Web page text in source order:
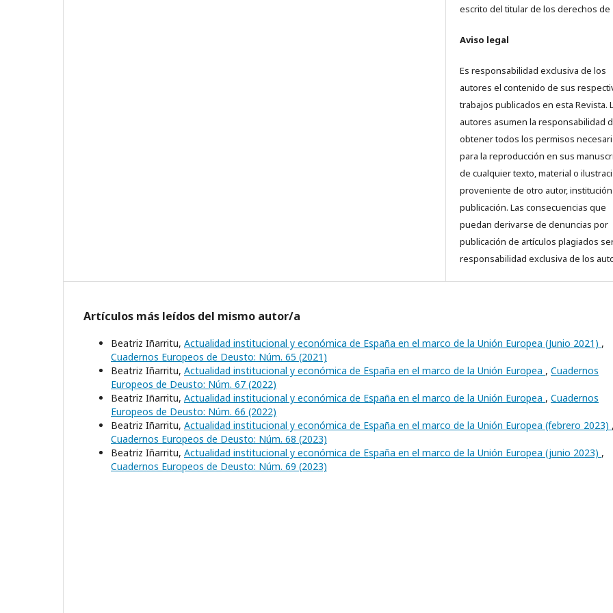
escrito del titular de los derechos de
Aviso legal
Es responsabilidad exclusiva de los
autores el contenido de sus
trabajos publicados en esta Revista.
autores asumen la responsabilidad
obtener todos los permisos
para la reproducción en sus
de cualquier texto, material o
proveniente de otro autor,
publicación. Las consecuencias que
puedan derivarse de denuncias por
publicación de artículos plagiados
responsabilidad exclusiva de los
Artículos más leídos del mismo autor/a
Beatriz Iñarritu, Actualidad institucional y económica de España en el marco de la Unión Europea (Junio 2021) ,
Cuadernos Europeos de Deusto: Núm. 65 (2021)
Beatriz Iñarritu, Actualidad institucional y económica de España en el marco de la Unión Europea , Cuadernos
Europeos de Deusto: Núm. 67 (2022)
Beatriz Iñarritu, Actualidad institucional y económica de España en el marco de la Unión Europea , Cuadernos
Europeos de Deusto: Núm. 66 (2022)
Beatriz Iñarritu, Actualidad institucional y económica de España en el marco de la Unión Europea (febrero 2023) ,
Cuadernos Europeos de Deusto: Núm. 68 (2023)
Beatriz Iñarritu, Actualidad institucional y económica de España en el marco de la Unión Europea (junio 2023) ,
Cuadernos Europeos de Deusto: Núm. 69 (2023)